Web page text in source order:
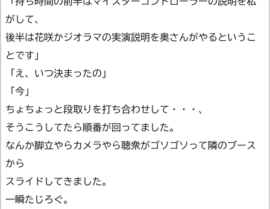
がして、
後半は花咲かジオラマの実演説明を奥さんがやるというこ
とです」
「え、いつ決まったの」
「今」
ちょちょっと段取りを打ち合わせして・・・、
そうこうしてたら順番が回ってました。
なんか脚立やらカメラやら聴衆がゴソゴソって隣のブース
から
スライドしてきました。
一瞬たじろぐ。